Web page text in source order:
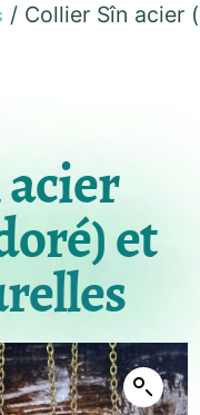
/ Collier Sîn acier
et